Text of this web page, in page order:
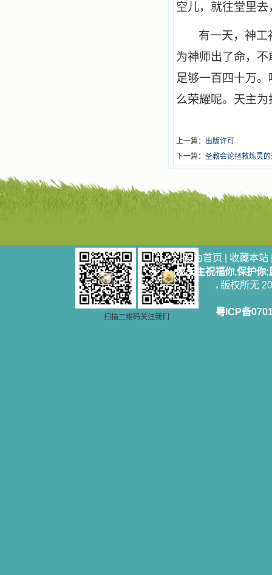
空儿，就往堂里
有一天，神工
为神师出了命，
足够一百四十万
么荣耀呢。天主
上一篇： 出版许可
下一篇： 圣教会论拯救炼灵
扫描二维码关注我们
设为首页 | 收藏本站
愿天主祝福你,保护你
版权所无
粤ICP备